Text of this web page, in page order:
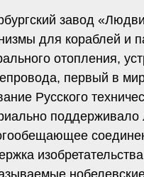
завод
для кораблей и
отопления,
первый в
Русского